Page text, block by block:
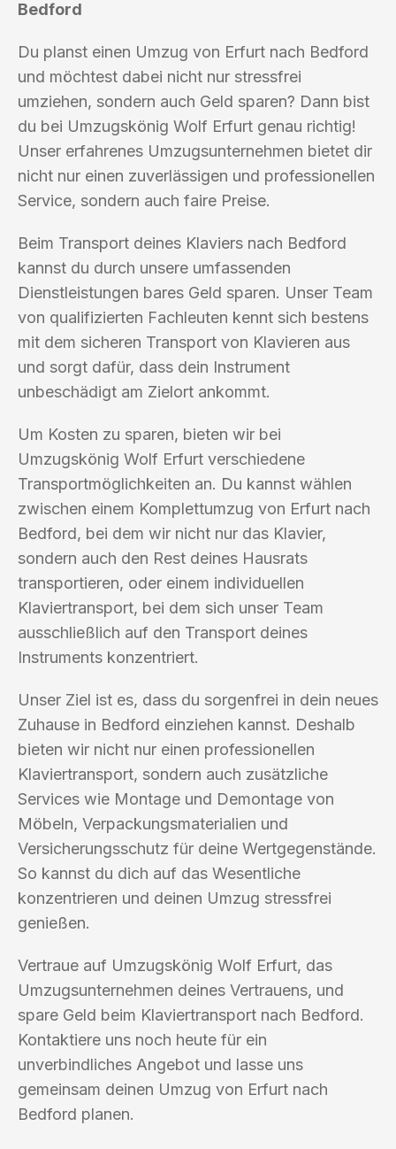
Bedford
Du planst einen Umzug von Erfurt nach Bedford
und möchtest dabei nicht nur stressfrei
umziehen, sondern auch Geld sparen? Dann bist
du bei Umzugskönig Wolf Erfurt genau richtig!
Unser erfahrenes Umzugsunternehmen bietet dir
nicht nur einen zuverlässigen und professionellen
Service, sondern auch faire Preise.
Beim Transport deines Klaviers nach Bedford
kannst du durch unsere umfassenden
Dienstleistungen bares Geld sparen. Unser Team
von qualifizierten Fachleuten kennt sich bestens
mit dem sicheren Transport von Klavieren aus
und sorgt dafür, dass dein Instrument
unbeschädigt am Zielort ankommt.
Um Kosten zu sparen, bieten wir bei
Umzugskönig Wolf Erfurt verschiedene
Transportmöglichkeiten an. Du kannst wählen
zwischen einem Komplettumzug von Erfurt nach
Bedford, bei dem wir nicht nur das Klavier,
sondern auch den Rest deines Hausrats
transportieren, oder einem individuellen
Klaviertransport, bei dem sich unser Team
ausschließlich auf den Transport deines
Instruments konzentriert.
Unser Ziel ist es, dass du sorgenfrei in dein neues
Zuhause in Bedford einziehen kannst. Deshalb
bieten wir nicht nur einen professionellen
Klaviertransport, sondern auch zusätzliche
Services wie Montage und Demontage von
Möbeln, Verpackungsmaterialien und
Versicherungsschutz für deine Wertgegenstände.
So kannst du dich auf das Wesentliche
konzentrieren und deinen Umzug stressfrei
genießen.
Vertraue auf Umzugskönig Wolf Erfurt, das
Umzugsunternehmen deines Vertrauens, und
spare Geld beim Klaviertransport nach Bedford.
Kontaktiere uns noch heute für ein
unverbindliches Angebot und lasse uns
gemeinsam deinen Umzug von Erfurt nach
Bedford planen.